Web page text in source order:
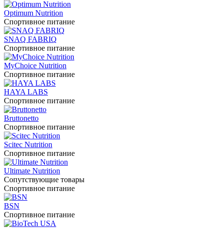
Optimum Nutrition
Спортивное питание
SNAQ FABRIQ
Спортивное питание
MyChoice Nutrition
Спортивное питание
HAYA LABS
Спортивное питание
Bruttonetto
Спортивное питание
Scitec Nutrition
Спортивное питание
Ultimate Nutrition
Сопутствующие товары
Спортивное питание
BSN
Спортивное питание